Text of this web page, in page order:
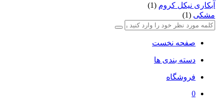
سینماز
شفق
شنیا
کادین
کوتیرو
لوکس
آبکاری نیکل کروم (1)
مشکی (1)
صفحه نخست
دسته بندی ها
فروشگاه
0